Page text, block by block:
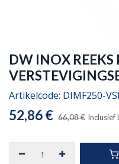
DW INOX REEKS
Artikelcode: DIMF250-
52,86€ 66,08€ Inclusief